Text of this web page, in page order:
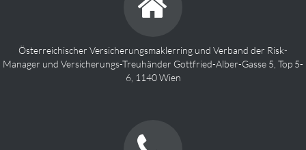
Österreichischer Versicherungsmaklerring und Verband der Risk-
Manager und Versicherungs-Treuhänder Gottfried-Alber-Gasse 5, Top 5-
6, 1140 Wien